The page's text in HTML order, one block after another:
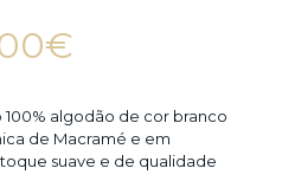
€
16.00€
through
algodão de cor branco
de Macramé e em
suave e de qualidade